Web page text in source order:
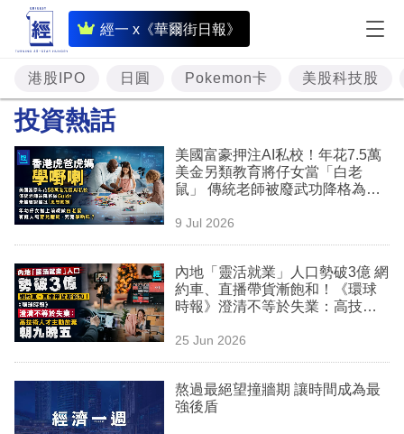
經一 x《華爾街日報》
即
時
財
經
題
投
資
樓
市
理
商
業
港股IPO 日圓 Pokemon卡 美股科技股
投資熱話
美國富豪押注AI私校！年花7.5萬
美金另類教育將仔女當「白老
鼠」 傳統老師被廢武功降格為
9 Jul 2026
內地「靈活就業」人口勢破3億 網
約車、直播帶貨漸飽和！《環球
時報》澄清不等於失業：高技術
25 Jun 2026
熬過最絕望撞牆期 讓時間成為最
強後盾